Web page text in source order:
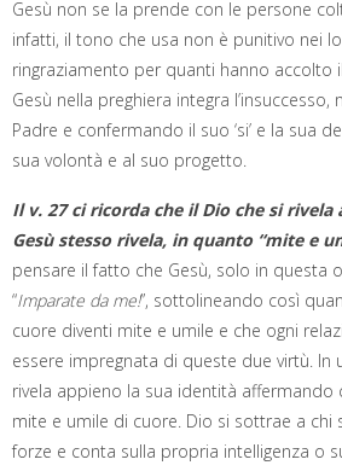
Gesù non se la prende con le persone
infatti, il tono che usa non è punitivo nei
ringraziamento per quanti hanno accolto
Gesù nella preghiera integra
Padre e confermando il suo ‘si’ e la sua
sua volontà e al suo progetto.
Il v. 27 ci ricorda che il Dio che si rivela
Gesù stesso rivela, in quanto “mite e
pensare il fatto che Gesù, solo in questa
“Imparate da me!”, sottolineando così
cuore diventi mite e umile e che ogni
essere impregnata di queste due virtù. In
rivela appieno la sua identità affermando
mite e umile di cuore. Dio si sottrae a chi
forze e conta sulla propria intelligenza o